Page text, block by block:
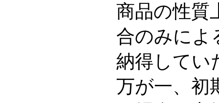
商品の性質
合のみによ
納得してい
万が一、初